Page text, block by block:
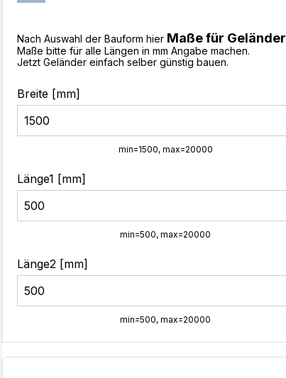
Nach Auswahl der Bauform hier Maße für Geländer
Maße bitte für alle Längen in mm Angabe machen.
Jetzt Geländer einfach selber günstig bauen.
Breite [mm]
min=1500, max=20000
Länge1 [mm]
min=500, max=20000
Länge2 [mm]
min=500, max=20000